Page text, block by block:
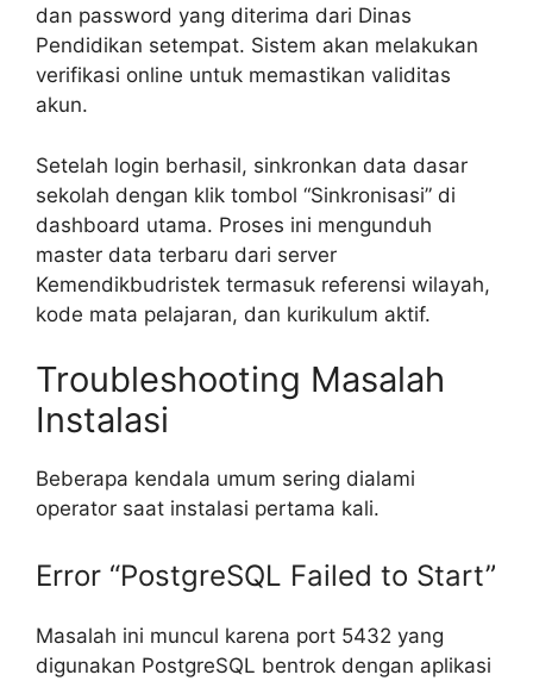
dan password yang diterima dari Dinas
Pendidikan setempat. Sistem akan melakukan
verifikasi online untuk memastikan validitas
akun.
Setelah login berhasil, sinkronkan data dasar
sekolah dengan klik tombol “Sinkronisasi” di
dashboard utama. Proses ini mengunduh
master data terbaru dari server
Kemendikbudristek termasuk referensi wilayah,
kode mata pelajaran, dan kurikulum aktif.
Troubleshooting Masalah
Instalasi
Beberapa kendala umum sering dialami
operator saat instalasi pertama kali.
Error “PostgreSQL Failed to Start”
Masalah ini muncul karena port 5432 yang
digunakan PostgreSQL bentrok dengan aplikasi